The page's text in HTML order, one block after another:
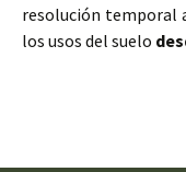
resolución temporal
los usos del suelo